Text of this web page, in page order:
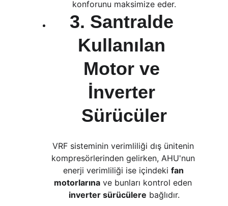
konforunu maksimize eder.
3. Santralde
Kullanılan
Motor ve
İnverter
Sürücüler
VRF sisteminin verimliliği dış ünitenin
kompresörlerinden gelirken, AHU'nun
enerji verimliliği ise içindeki fan
motorlarına ve bunları kontrol eden
inverter sürücülere bağlıdır.